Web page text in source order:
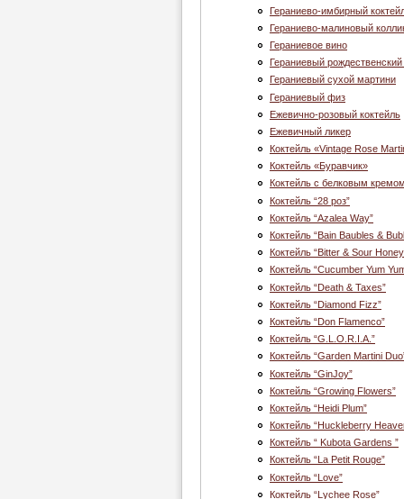
Гераниево-имбирный
Гераниево-малиновый
Гераниевое вино
Гераниевый
Гераниевый сухой мартини
Гераниевый физ
Ежевично-розовый коктейль
Ежевичный ликер
Коктейль «Vintage Rose
Коктейль «Буравчик»
Коктейль с белковым кремом
Коктейль “28 роз”
Коктейль “Azalea Way”
Коктейль “Bain Baubles &
Коктейль “Bitter & Sour
Коктейль “Cucumber Yum
Коктейль “Death & Taxes”
Коктейль “Diamond Fizz”
Коктейль “Don Flamenco”
Коктейль “G.L.O.R.I.A.”
Коктейль “Garden Martini
Коктейль “GinJoy”
Коктейль “Growing Flowers”
Коктейль “Heidi Plum”
Коктейль “Huckleberry
Коктейль “ Kubota Gardens ”
Коктейль “La Petit Rouge”
Коктейль “Love”
Коктейль “Lychee Rose”